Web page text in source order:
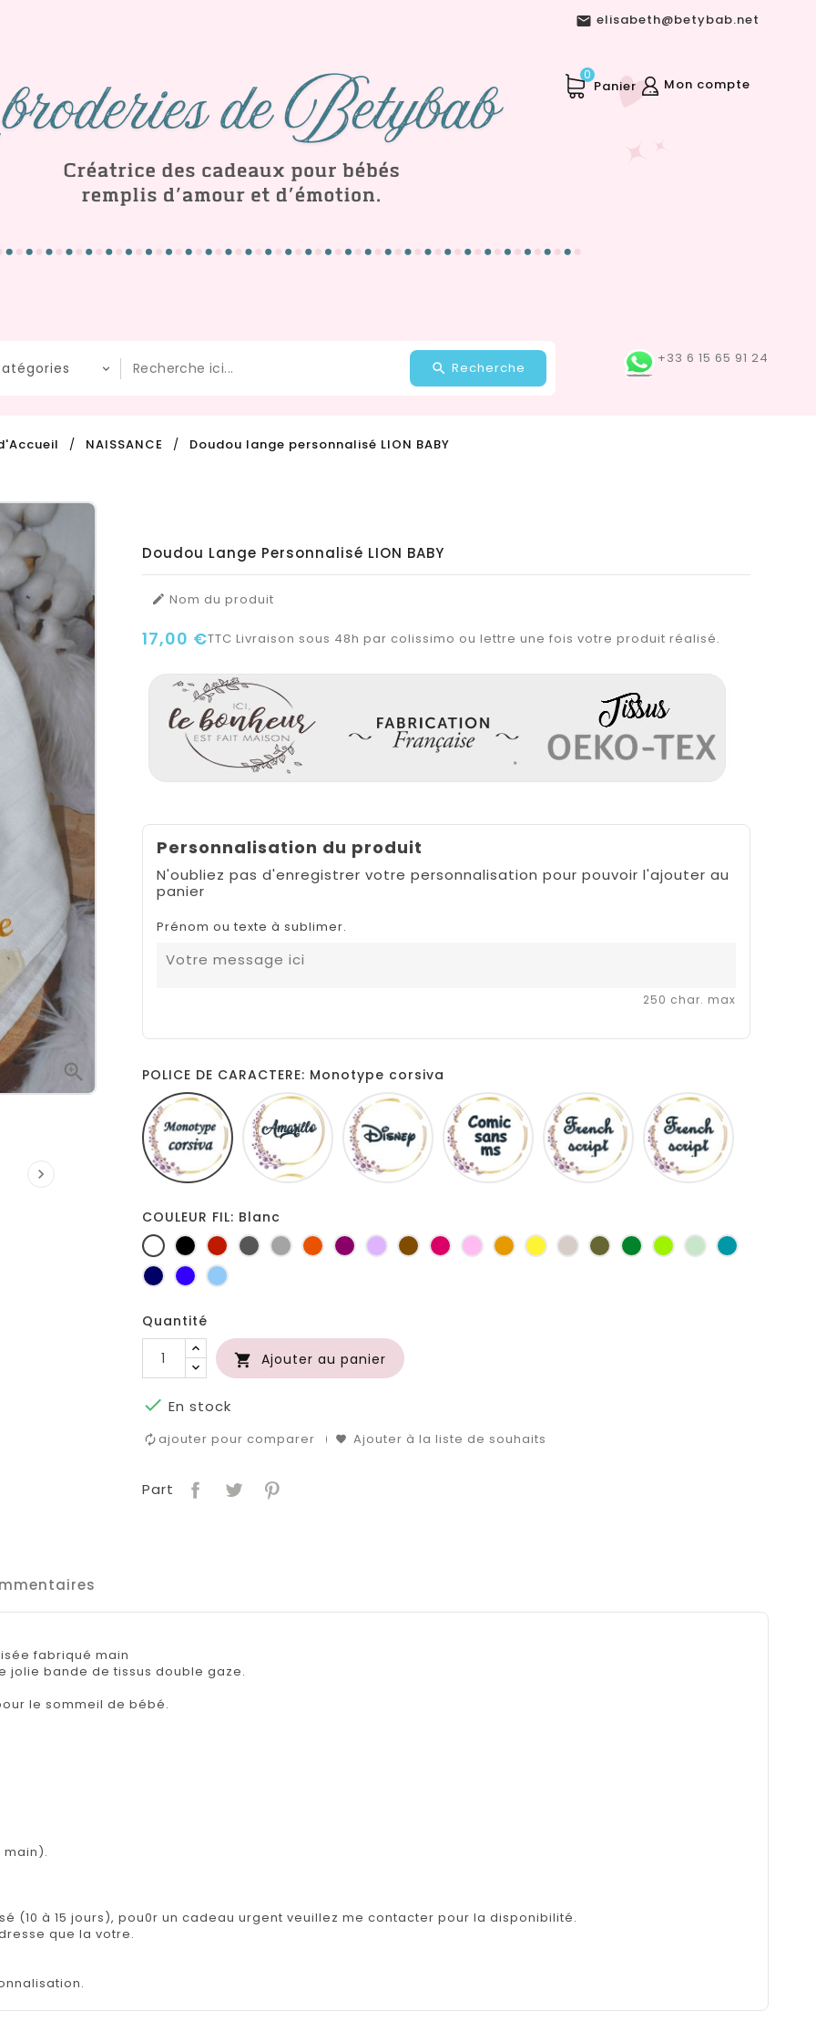
 elisabeth@betybab.net
Mon compte
Panier
0
+33 6 15 65 91 24
Recherche
NAISSANCE Doudou lange personnalisé LION BABY


Doudou Lange Personnalisé LION BABY
 Nom du produit
17,00 €TTC Livraison sous 48h par colissimo ou lettre une fois votre produit réalisé.
Personnalisation du produit
N'oubliez pas d'enregistrer votre personnalisation pour pouvoir l'ajouter au
panier
Prénom ou texte à sublimer.
250 char. max
POLICE DE CARACTERE: Monotype corsiva
Monotype
corsiva
Amarillo Disney
Comic
sans
ms
French
script
COULEUR FIL: Blanc
BlancNoir RougeGris
foncé
Gris
clair
Orange
PruneLilasMarronFuchsia
RoseJaune
d'or
jauneFicelleKaki Vert
bouteille
Anis Vert
d'eau
Turquoise
MarineBleu
roi
Bleu
Quantité
 Ajouter au panier
 En stock
ajouter pour comparer Ajouter à la liste de souhaits
Part
fabriqué main
jolie bande de tissus double gaze.
le sommeil de bébé.
(10 à 15 jours), pou0r un cadeau urgent veuillez me contacter pour la disponibilité.
que la votre.